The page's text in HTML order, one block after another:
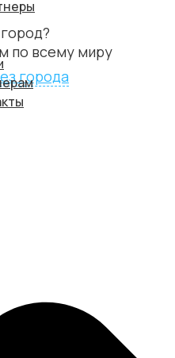
по всему миру
города